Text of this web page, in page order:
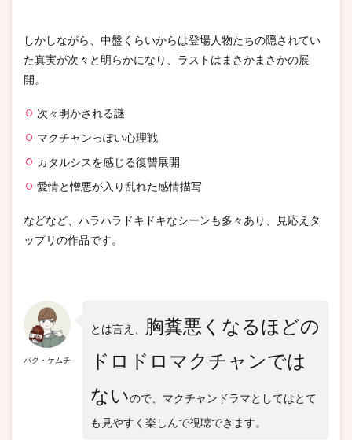
6.5.3
チェ菩
薩
ンノ)
韓国
ドラ
『か
ん
ぼ』
最後
感想
7.1
韓国
ドラ
しかしながら、中盤くらいからは登場人物たちの隠されてい
た真実が次々と明らかになり、ラストはまさかまさかの展
開。
次々明かされる謎
マクチャンっぽい心理戦
カタルシスを感じる復讐展開
愛情と憎悪が入り乱れた感情描写
などなど、ハラハラドキドキなシーンも多々あり、見応えタ
ップリの作品です。
パク・ケムチ
とは言え、
胸糞悪くなるほどの
ドロドロマクチャンでは
ないので、マクチャンドラマとしてはとて
も見やすく楽しんで視聴できます。